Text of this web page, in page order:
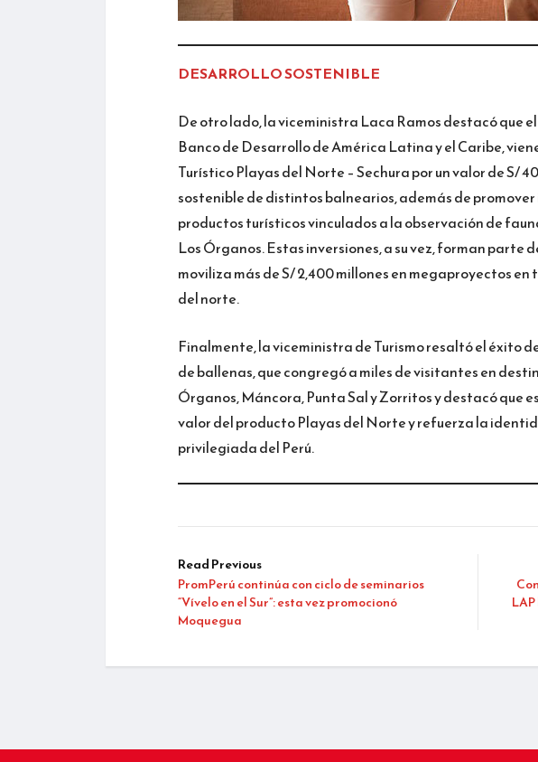
DESARROLLO SOSTENIBLE
De otro lado, la viceministra Laca Ramos destacó que
Banco de Desarrollo de América Latina y el Caribe,
Turístico Playas del Norte – Sechura por un valor de S/
sostenible de distintos balnearios, además de
productos turísticos vinculados a la observación de
Los Órganos. Estas inversiones, a su vez, forman parte
moviliza más de S/ 2,400 millones en megaproyectos
del norte.
Finalmente, la viceministra de Turismo resaltó el éxito
de ballenas, que congregó a miles de visitantes en
Órganos, Máncora, Punta Sal y Zorritos y destacó que
valor del producto Playas del Norte y refuerza la
privilegiada del Perú.
Read Previous
PromPerú continúa con ciclo de seminarios
“Vívelo en el Sur”: esta vez promocionó
Moquegua